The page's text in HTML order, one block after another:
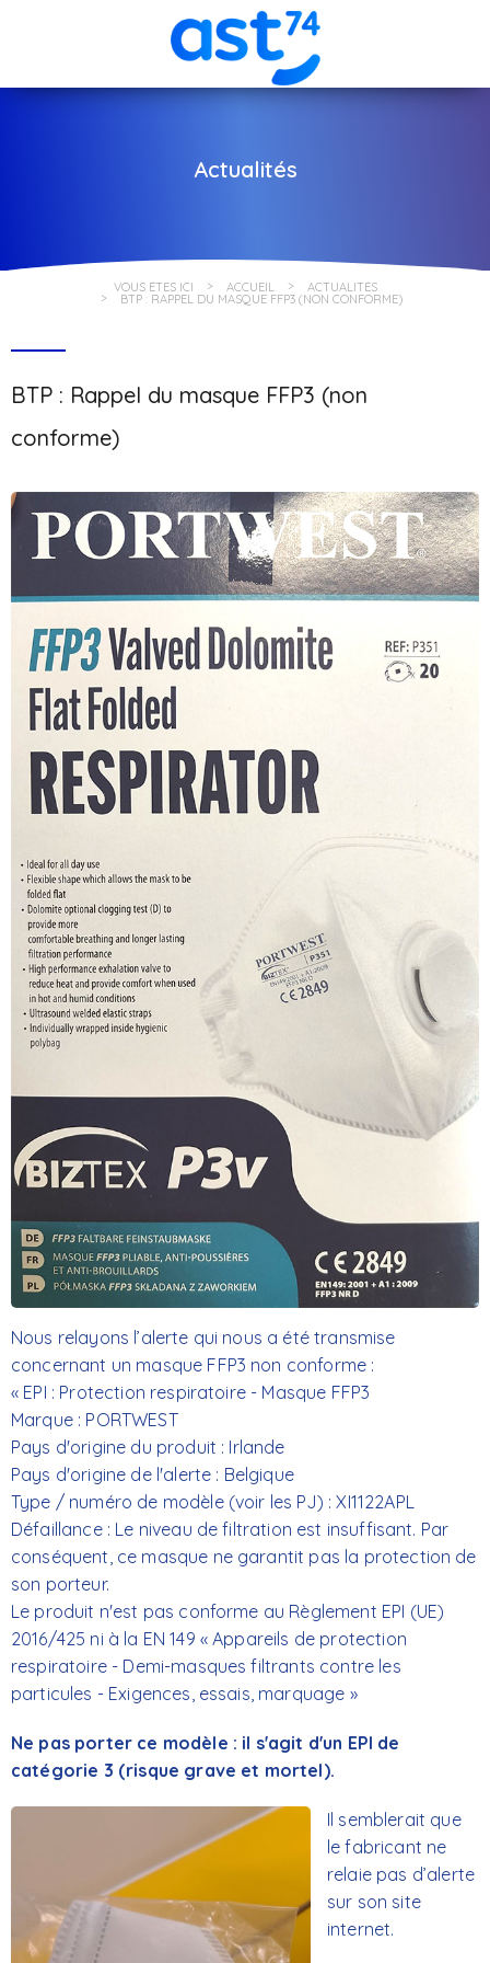
Actualités
VOUS ÊTES ICI ACCUEIL ACTUALITÉS
BTP : RAPPEL DU MASQUE FFP3 (NON CONFORME)
BTP : Rappel du masque FFP3 (non
conforme)
Nous relayons l’alerte qui nous a été transmise
concernant un masque FFP3 non conforme :
« EPI : Protection respiratoire - Masque FFP3
Marque : PORTWEST
Pays d'origine du produit : Irlande
Pays d'origine de l'alerte : Belgique
Type / numéro de modèle (voir les PJ) : XI1122APL
Défaillance : Le niveau de filtration est insuffisant. Par
conséquent, ce masque ne garantit pas la protection de
son porteur.
Le produit n'est pas conforme au Règlement EPI (UE)
2016/425 ni à la EN 149 « Appareils de protection
respiratoire - Demi-masques filtrants contre les
particules - Exigences, essais, marquage »
Ne pas porter ce modèle : il s'agit d'un EPI de
catégorie 3 (risque grave et mortel).
Il semblerait que
le fabricant ne
relaie pas d’alerte
sur son site
internet.